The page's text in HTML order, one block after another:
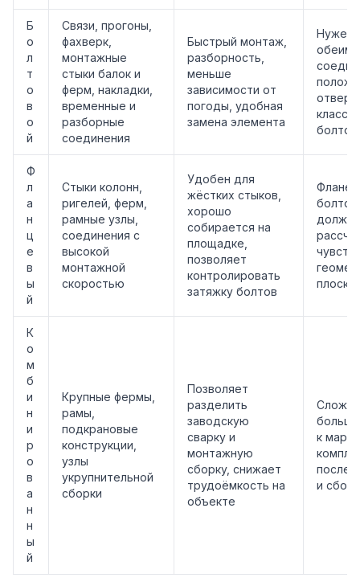
Б
о
л
т
о
в
о
й
Связи, прогоны,
фахверк,
монтажные
стыки балок и
ферм, накладки,
временные и
разборные
соединения
Быстрый монтаж,
разборность,
меньше
зависимости от
погоды, удобная
замена элемента
Нужен
обеим
класса
болтов
Ф
л
а
н
ц
е
в
ы
й
Стыки колонн,
ригелей, ферм,
рамные узлы,
соединения с
высокой
монтажной
скоростью
Удобен для
жёстких стыков,
хорошо
собирается на
площадке,
позволяет
контролировать
затяжку болтов
К
о
м
б
и
н
и
р
о
в
а
н
н
ы
й
Крупные фермы,
рамы,
подкрановые
конструкции,
узлы
укрупнительной
сборки
Позволяет
разделить
заводскую
сварку и
монтажную
сборку, снижает
трудоёмкость на
объекте
к
и